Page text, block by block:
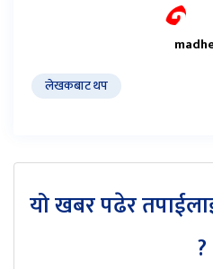
लेखकबाट थप
यो खबर पढेर
?